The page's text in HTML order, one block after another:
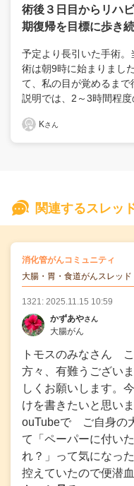
術後３日目からリハ
期復帰を目標に歩き
予定より長引いた手術
術は朝9時に始まりまし
て、私の目が覚めるま
説明では、2～3時間程
Kさん
関連するスレッ
消化管がんコミュニティ
大腸・胃・食道がんスレッド
1321: 2025.11.15 10:59
かずあやさん
大腸がん
トモスのみなさん
方々、有難うござい
しくお願いします。
けを書きたいと思い
ouTubeで ご自身の
て「ペーパーに付い
れ？」って気になっ
控えていたので便潜